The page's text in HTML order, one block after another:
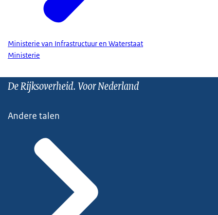
Ministerie van Infrastructuur en Waterstaat
Ministerie
De Rijksoverheid. Voor Nederland
Andere talen